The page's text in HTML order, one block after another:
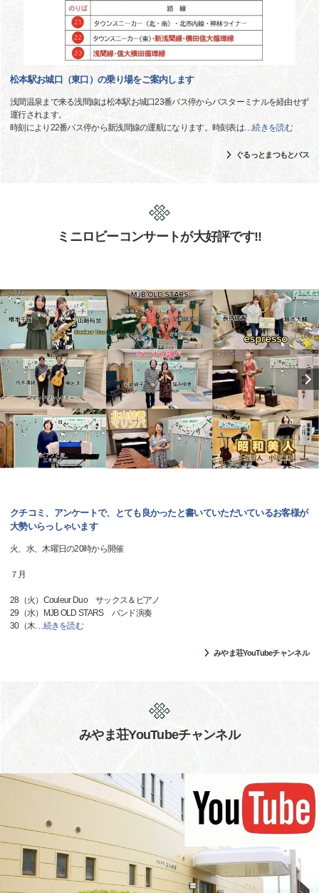
松本駅お城口（東口）の乗り場をご案内します
浅間温泉まで来る浅間線は松本駅お城口23番バス停からバスターミナルを経由せず
運行されます。
時刻により22番バス停から新浅間線の運航になります。時刻表は…続きを読む
ぐるっとまつもとバス
ミニロビーコンサートが大好評です!!
クチコミ、アンケートで、とても良かったと書いていただいているお客様が
大勢いらっしゃいます
火、水、木曜日の20時から開催
７月
28（火）Couleur Duo サックス＆ピアノ
29（水）MJB OLD STARS バンド演奏
30（木…続きを読む
みやま荘YouTubeチャンネル
みやま荘YouTubeチャンネル